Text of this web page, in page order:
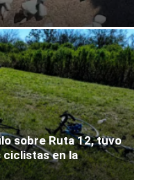
sobre Ruta 12, tuvo
ciclistas en la